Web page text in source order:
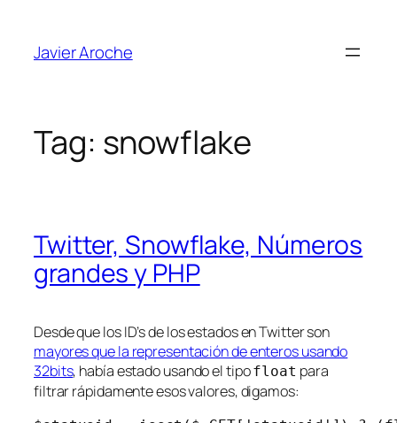
content
Javier Aroche
Tag: snowflake
Twitter, Snowflake, Números
grandes y PHP
Desde que los ID’s de los estados en Twitter son
mayores que la representación de enteros usando
32bits, había estado usando el tipofloat para
filtrar rápidamente esos valores, digamos: